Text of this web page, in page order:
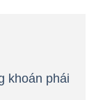
khoán phái